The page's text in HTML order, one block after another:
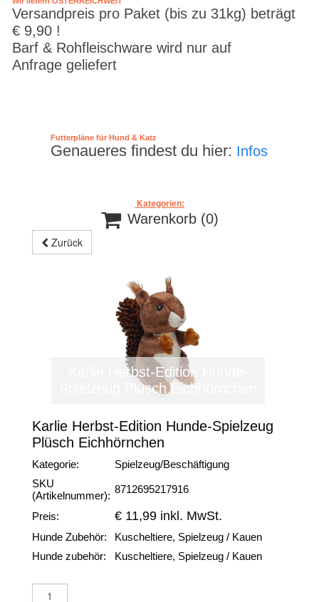
Versandpreis pro Paket (bis zu 31kg) beträgt
€ 9,90 !
Barf & Rohfleischware wird nur auf
Anfrage geliefert
Futterpläne für Hund & Katz
Genaueres findest du hier: Infos
Kategorien:
 Warenkorb (0)
Zurück
Karlie Herbst-Edition Hunde-
Spielzeug Plüsch Eichhörnchen
Karlie Herbst-Edition Hunde-Spielzeug
Plüsch Eichhörnchen
Kategorie:
Spielzeug/Beschäftigung
SKU
(Artikelnummer):
8712695217916
Preis: € 11,99 inkl. MwSt.
Hunde Zubehör:
Kuscheltiere, Spielzeug / Kauen
Hunde zubehör:
Kuscheltiere, Spielzeug / Kauen